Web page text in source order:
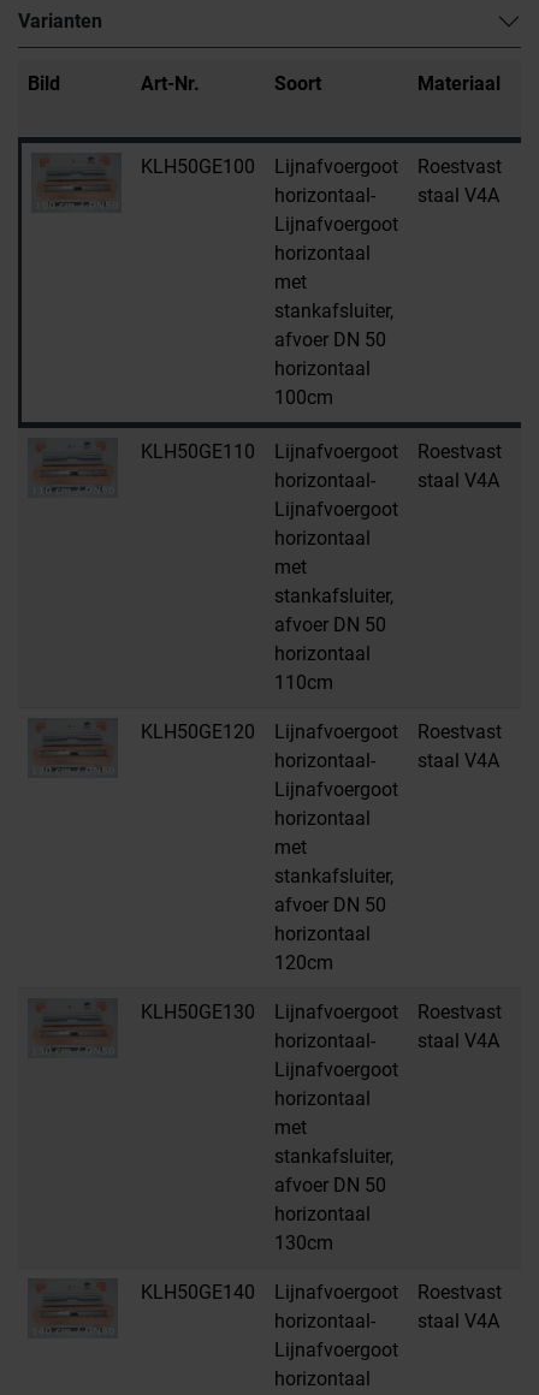
Varianten
Bild Art-Nr. Soort Materiaal
KLH50GE100
Lijnafvoergoot
horizontaal-
Lijnafvoergoot
horizontaal
met
stankafsluiter,
afvoer DN 50
horizontaal
100cm
Roestvast
staal V4A
KLH50GE110
Lijnafvoergoot
horizontaal-
Lijnafvoergoot
horizontaal
met
stankafsluiter,
afvoer DN 50
horizontaal
110cm
Roestvast
staal V4A
KLH50GE120
Lijnafvoergoot
horizontaal-
Lijnafvoergoot
horizontaal
met
stankafsluiter,
afvoer DN 50
horizontaal
120cm
Roestvast
staal V4A
KLH50GE130
Lijnafvoergoot
horizontaal-
Lijnafvoergoot
horizontaal
met
stankafsluiter,
afvoer DN 50
horizontaal
130cm
Roestvast
staal V4A
KLH50GE140
Lijnafvoergoot
horizontaal-
Lijnafvoergoot
horizontaal
Roestvast
staal V4A